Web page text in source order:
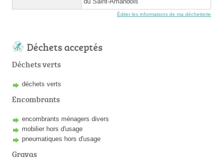
Éditer les informations de ma déchetterie
Déchets acceptés
Déchets verts
déchets verts
Encombrants
encombrants ménagers divers
mobilier hors d'usage
pneumatiques hors d'usage
Gravas